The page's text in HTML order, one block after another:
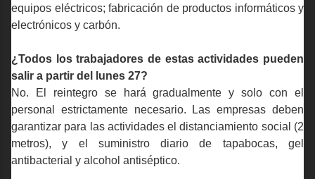
equipos eléctricos; fabricación de productos informáticos y
electrónicos y carbón.
¿Todos los trabajadores de estas actividades pueden
salir a partir del lunes 27?
No. El reintegro se hará gradualmente y solo con el
personal estrictamente necesario. Las empresas deben
garantizar para las actividades el distanciamiento social (2
metros), y el suministro diario de tapabocas, gel
antibacterial y alcohol antiséptico.